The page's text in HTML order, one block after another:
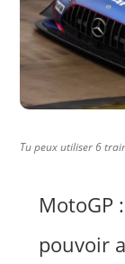
Tu peux utiliser 6
MotoGP
pouvoir